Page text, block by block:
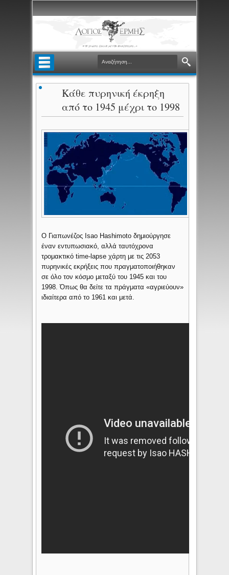
Κάθε πυρηνική έκρηξη
από το 1945 μέχρι το 1998
Ο Γιαπωνέζος Isao Hashimoto δημιούργησε
έναν εντυπωσιακό, αλλά ταυτόχρονα
τρομακτικό time-lapse χάρτη με τις 2053
πυρηνικές εκρήξεις που πραγματοποιήθηκαν
σε όλο τον κόσμο μεταξύ του 1945 και του
1998. Όπως θα δείτε τα πράγματα «αγριεύουν»
ιδιαίτερα από το 1961 και μετά.